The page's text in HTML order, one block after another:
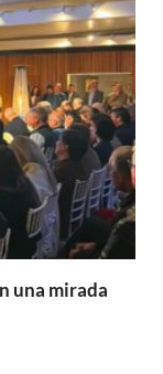
una mirada